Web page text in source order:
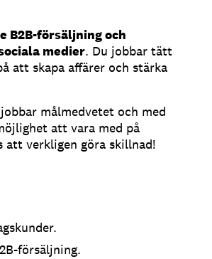
B2B-försäljning och
medier. Du jobbar tätt
att skapa affärer och stärka
målmedvetet och med
att vara med på
att verkligen göra skillnad!
försäljning.